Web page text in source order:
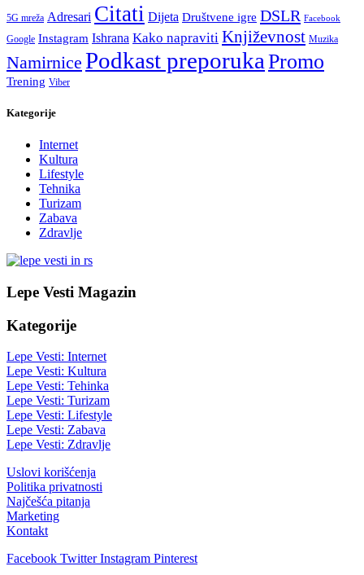
5G mreža Adresari Citati Dijeta Društvene igre DSLR Facebook
Google Instagram Ishrana Kako napraviti Književnost Muzika
Namirnice Podkast preporuka Promo
Trening Viber
Kategorije
Internet
Kultura
Lifestyle
Tehnika
Turizam
Zabava
Zdravlje
Lepe Vesti Magazin
Kategorije
Lepe Vesti: Internet
Lepe Vesti: Kultura
Lepe Vesti: Tehinka
Lepe Vesti: Turizam
Lepe Vesti: Lifestyle
Lepe Vesti: Zabava
Lepe Vesti: Zdravlje
Uslovi korišćenja
Politika privatnosti
Najčešća pitanja
Marketing
Kontakt
Facebook Twitter Instagram Pinterest